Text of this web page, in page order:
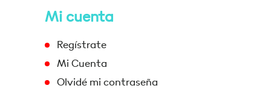
Mi cuenta
Regístrate
Mi Cuenta
Olvidé mi contraseña